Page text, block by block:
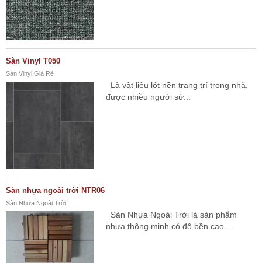
Sàn Vinyl T050
Sàn Vinyl Giá Rẻ
Là vật liệu lót nền trang trí trong nhà,
được nhiều người sử...
Sàn nhựa ngoài trời NTR06
Sàn Nhựa Ngoài Trời
Sàn Nhựa Ngoài Trời là sản phẩm
nhựa thông minh có độ bền cao...